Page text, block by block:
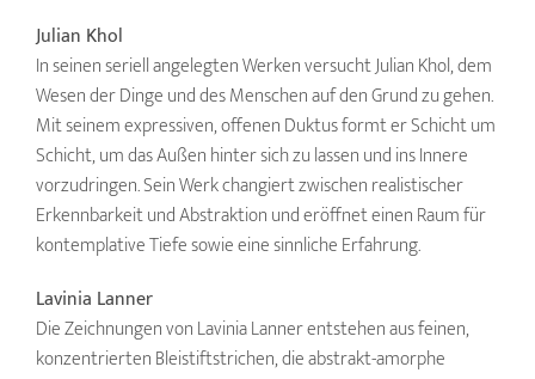
Julian Khol
In seinen seriell angelegten Werken versucht Julian Khol, dem
Wesen der Dinge und des Menschen auf den Grund zu gehen.
Mit seinem expressiven, offenen Duktus formt er Schicht um
Schicht, um das Außen hinter sich zu lassen und ins Innere
vorzudringen. Sein Werk changiert zwischen realistischer
Erkennbarkeit und Abstraktion und eröffnet einen Raum für
kontemplative Tiefe sowie eine sinnliche Erfahrung.
Lavinia Lanner
Die Zeichnungen von Lavinia Lanner entstehen aus feinen,
konzentrierten Bleistiftstrichen, die abstrakt-amorphe